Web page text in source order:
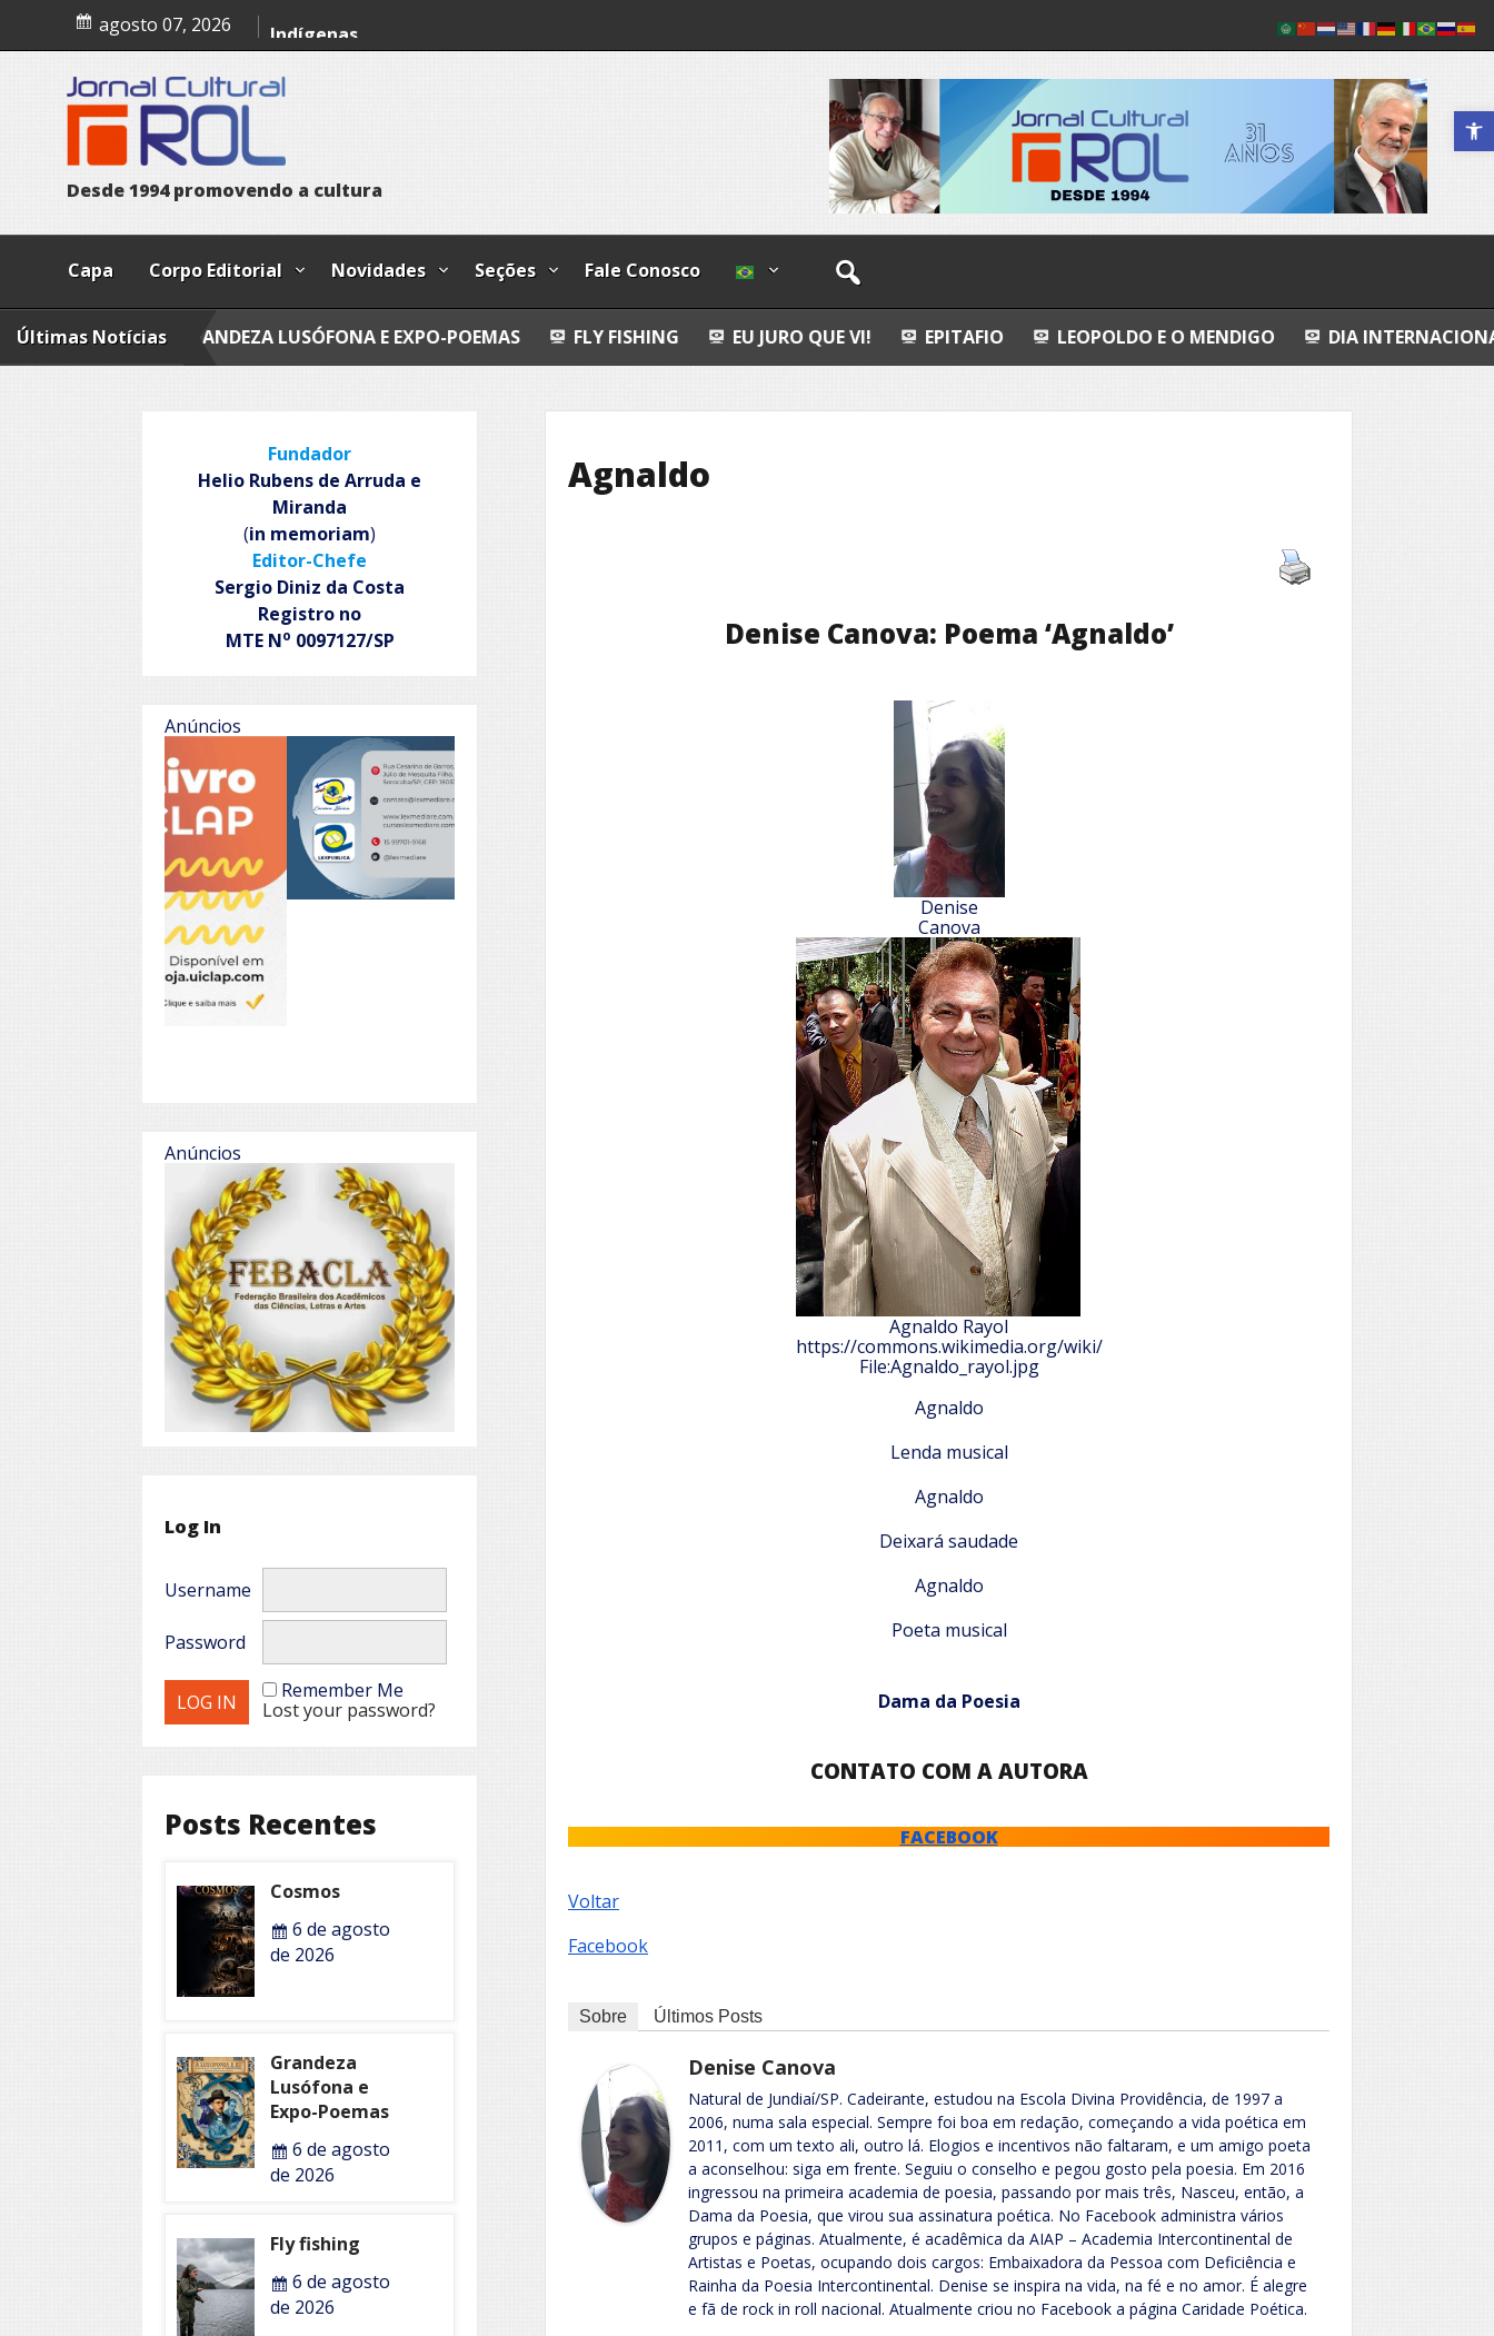
Abrir a
content
agosto 07, 2026
Dia Internacional dos Povos
Indígenas
Desde1994 promovendo a cultura
Capa Corpo Editorial Novidades Seções Fale Conosco
Últimas Notícias
GRANDEZA LUSÓFONA E EXPO-POEMAS FLY FISHING EU JURO QUE VI! EPITAFIO LEOPOLDO E O MENDIGO DIA INTERNACIONAL DOS
Agnaldo
Denise Canova: Poema ‘Agnaldo’
Denise
Canova
Agnaldo Rayol
https://commons.wikimedia.org/wiki/
File:Agnaldo_rayol.jpg
Agnaldo
Lenda musical
Agnaldo
Deixará saudade
Agnaldo
Poeta musical
Dama da Poesia
CONTATO COM A AUTORA
FACEBOOK
Voltar
Facebook
Sobre Últimos Posts
Denise Canova
Natural de Jundiaí/SP. Cadeirante, estudou na Escola Divina Providência, de 1997 a
2006, numa sala especial. Sempre foi boa em redação, começando a vida poética em
2011, com um texto ali, outro lá. Elogios e incentivos não faltaram, e um amigo poeta
a aconselhou: siga em frente. Seguiu o conselho e pegou gosto pela poesia. Em 2016
ingressou na primeira academia de poesia, passando por mais três, Nasceu, então, a
Dama da Poesia, que virou sua assinatura poética. No Facebook administra vários
grupos e páginas. Atualmente, é acadêmica da AIAP – Academia Intercontinental de
Artistas e Poetas, ocupando dois cargos: Embaixadora da Pessoa com Deficiência e
Rainha da Poesia Intercontinental. Denise se inspira na vida, na fé e no amor. É alegre
e fã de rock in roll nacional. Atualmente criou no Facebook a página Caridade Poética.
Fundador
Helio Rubens de Arruda e
Miranda
(in memoriam)
Editor-Chefe
Sergio Diniz da Costa
Registro no
MTE No 0097127/SP
Anúncios
Anúncios
Log In
Username
Password
Remember Me
Lost your password?
Posts Recentes
Cosmos
6 de agosto
de 2026
Grandeza
Lusófona e
Expo-Poemas
6 de agosto
de 2026
Fly fishing
6 de agosto
de 2026